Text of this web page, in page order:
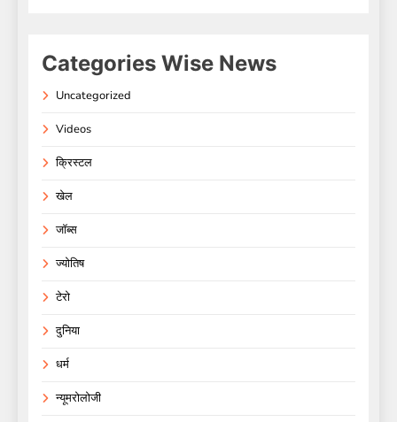
Categories Wise News
Uncategorized
Videos
क्रिस्टल
खेल
जॉब्स
ज्योतिष
टेरो
दुनिया
धर्म
न्यूमरोलोजी